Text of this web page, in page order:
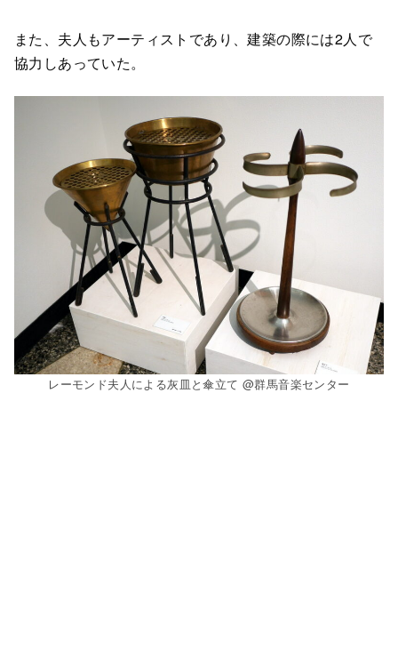
また、夫人もアーティストであり、建築の際には2人で
協力しあっていた。
レーモンド夫人による灰皿と傘立て @群馬音楽センター